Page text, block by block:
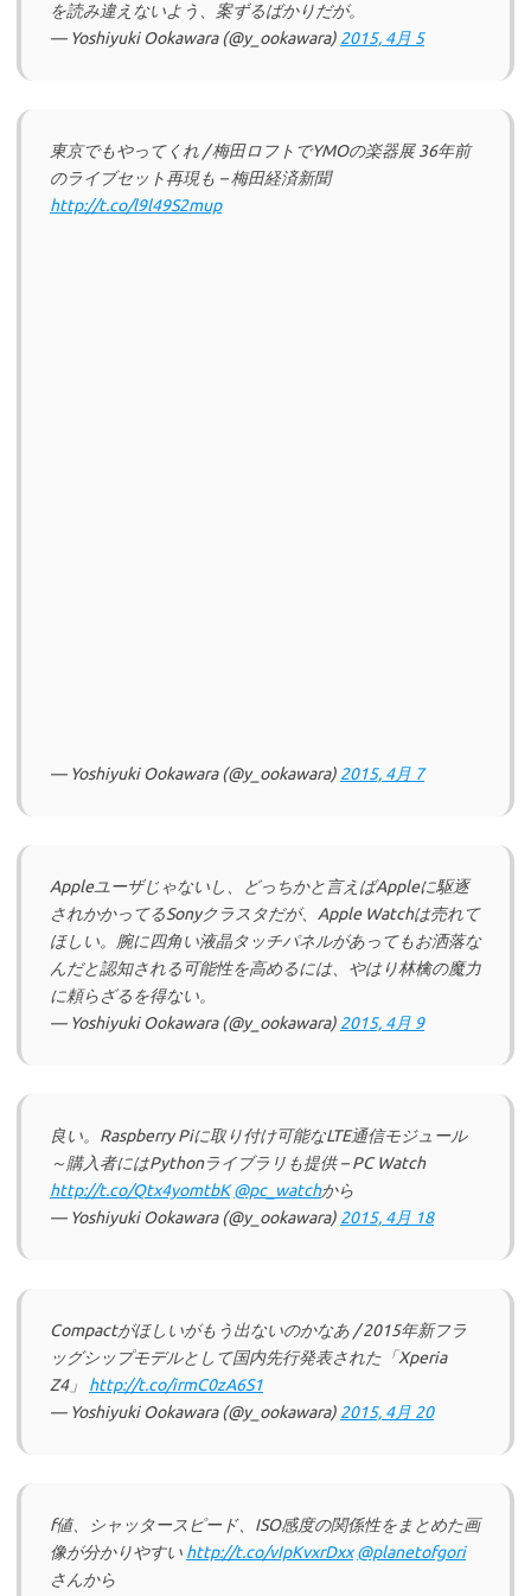
を読み違えないよう、案ずるばかりだが。
— Yoshiyuki Ookawara (@y_ookawara) 2015, 4月 5
東京でもやってくれ / 梅田ロフトでYMOの楽器展 36年前
のライブセット再現も – 梅田経済新聞
http://t.co/l9l49S2mup
— Yoshiyuki Ookawara (@y_ookawara) 2015, 4月 7
Appleユーザじゃないし、どっちかと言えばAppleに駆逐
されかかってるSonyクラスタだが、Apple Watchは売れて
ほしい。腕に四角い液晶タッチパネルがあってもお洒落な
んだと認知される可能性を高めるには、やはり林檎の魔力
に頼らざるを得ない。
— Yoshiyuki Ookawara (@y_ookawara) 2015, 4月 9
良い。Raspberry Piに取り付け可能なLTE通信モジュール
～購入者にはPythonライブラリも提供 – PC Watch
http://t.co/Qtx4yomtbK @pc_watchから
— Yoshiyuki Ookawara (@y_ookawara) 2015, 4月 18
Compactがほしいがもう出ないのかなあ / 2015年新フラ
ッグシップモデルとして国内先行発表された「Xperia
Z4」 http://t.co/irmC0zA6S1
— Yoshiyuki Ookawara (@y_ookawara) 2015, 4月 20
f値、シャッタースピード、ISO感度の関係性をまとめた画
像が分かりやすい http://t.co/vIpKvxrDxx @planetofgori
さんから